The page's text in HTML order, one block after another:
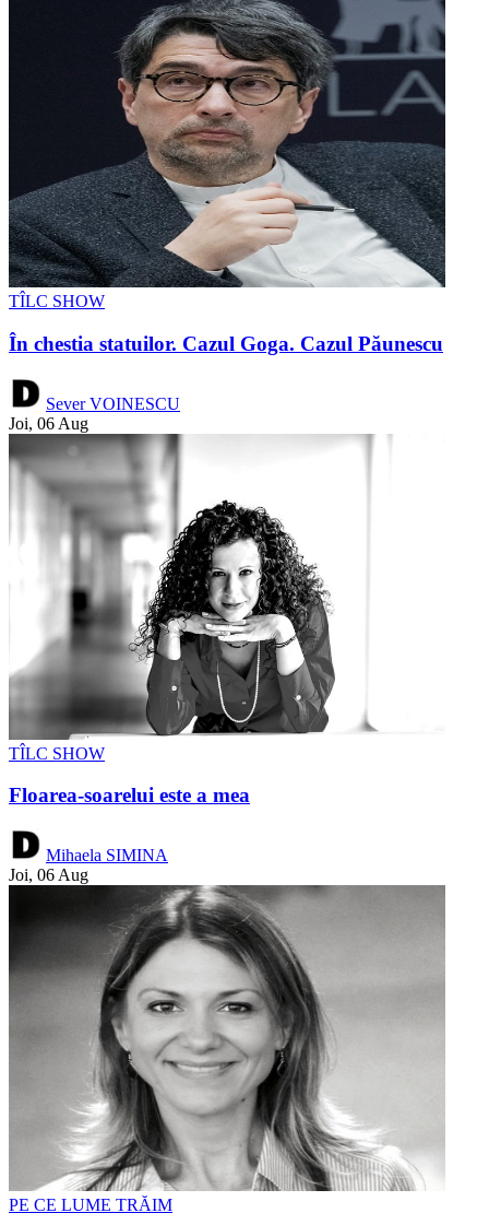
TÎLC SHOW
În chestia statuilor. Cazul Goga. Cazul Păunescu
Sever VOINESCU
Joi, 06 Aug
TÎLC SHOW
Floarea-soarelui este a mea
Mihaela SIMINA
Joi, 06 Aug
PE CE LUME TRĂIM